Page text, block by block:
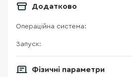
Додатково
Операційна система:
Запуск:
Фізичні параметри